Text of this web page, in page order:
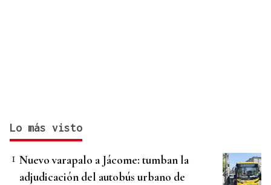
Lo más visto
Nuevo varapalo a Jácome: tumban la
adjudicación del autobús urbano de